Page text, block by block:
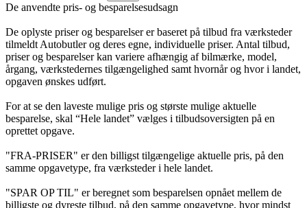
De anvendte pris- og besparelsesudsagn
De oplyste priser og besparelser er baseret på tilbud fra værksteder
tilmeldt Autobutler og deres egne, individuelle priser. Antal tilbud,
priser og besparelser kan variere afhængig af bilmærke, model,
årgang, værkstedernes tilgængelighed samt hvornår og hvor i landet,
opgaven ønskes udført.
For at se den laveste mulige pris og største mulige aktuelle
besparelse, skal “Hele landet” vælges i tilbudsoversigten på en
oprettet opgave.
"FRA-PRISER" er den billigst tilgængelige aktuelle pris, på den
samme opgavetype, fra værksteder i hele landet.
"SPAR OP TIL" er beregnet som besparelsen opnået mellem de
billigste og dyreste tilbud, på den samme opgavetype, hvor mindst